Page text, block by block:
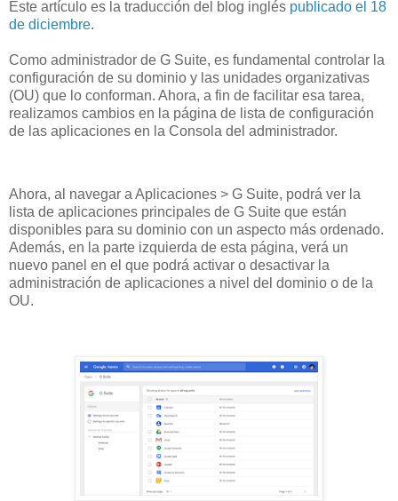
Este artículo es la traducción del blog inglés publicado el 18
de diciembre.
Como administrador de G Suite, es fundamental controlar la
configuración de su dominio y las unidades organizativas
(OU) que lo conforman. Ahora, a fin de facilitar esa tarea,
realizamos cambios en la página de lista de configuración
de las aplicaciones en la Consola del administrador.
Ahora, al navegar a Aplicaciones > G Suite, podrá ver la
lista de aplicaciones principales de G Suite que están
disponibles para su dominio con un aspecto más ordenado.
Además, en la parte izquierda de esta página, verá un
nuevo panel en el que podrá activar o desactivar la
administración de aplicaciones a nivel del dominio o de la
OU.